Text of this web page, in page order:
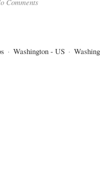
Comments
· Washington - US ·